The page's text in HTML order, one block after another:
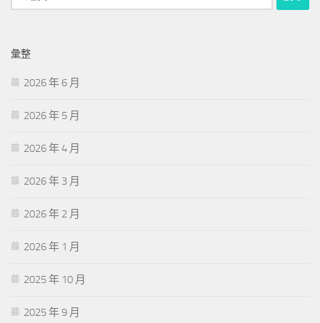
尋
字:
彙整
2026 年 6 月
2026 年 5 月
2026 年 4 月
2026 年 3 月
2026 年 2 月
2026 年 1 月
2025 年 10 月
2025 年 9 月